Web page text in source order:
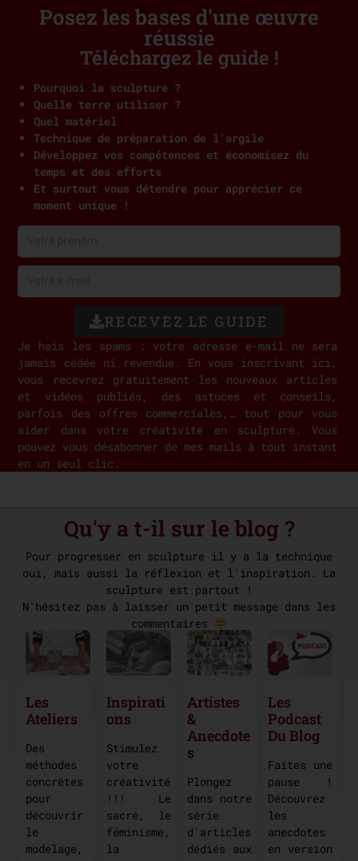
Posez les bases d'une œuvre
réussie
Téléchargez le guide !
Pourquoi la sculpture ?
Quelle terre utiliser ?
Quel matériel
Technique de préparation de l’argile
Développez vos compétences et économisez du
temps et des efforts
Et surtout vous détendre pour apprécier ce
moment unique !
RECEVEZ LE GUIDE
Je hais les spams : votre adresse e-mail ne sera
jamais cédée ni revendue. En vous inscrivant ici,
vous recevrez gratuitement les nouveaux articles
et vidéos publiés, des astuces et conseils,
parfois des offres commerciales,… tout pour vous
aider dans votre créativité en sculpture. Vous
pouvez vous désabonner de mes mails à tout instant
en un seul clic.
Qu'y a t-il sur le blog ?
Pour progresser en sculpture il y a la technique
oui, mais aussi la réflexion et l'inspiration. La
sculpture est partout !
N'hésitez pas à laisser un petit message dans les
commentaires
Les
Ateliers
Des
méthodes
concrètes
pour
découvrir
le
modelage,
Inspirati
Ons
Stimulez
votre
créativité
!!! Le
sacré, le
féminisme,
la
Artistes
&
Anecdote
S
Plongez
dans notre
série
d'articles
dédiés aux
Les
Podcast
Du Blog
Faites une
pause !
Découvrez
les
anecdotes
en version